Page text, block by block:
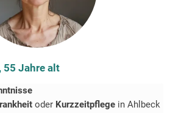
55 Jahre alt
oder Kurzzeitpflege in Ahlbeck